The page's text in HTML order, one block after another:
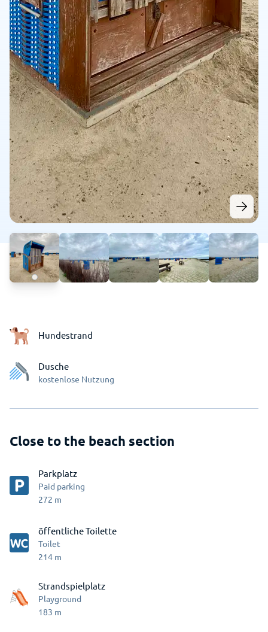
Hundestrand
Dusche
kostenlose Nutzung
Close to the beach section
Parkplatz
Paid parking
272 m
öffentliche Toilette
Toilet
214 m
Strandspielplatz
Playground
183 m